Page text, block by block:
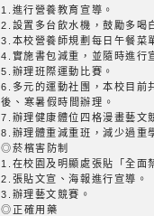
1.進行營養教育宣導。
2.設置多台飲水機，鼓勵多喝
3.本校營養師規劃每日午餐菜
4.實施書包減重，並隨時進行
5.辦理班際運動比賽。
6.多元的運動社團，本校目前
後、寒暑假時間辦理。
7.辦理健康體位四格漫畫藝文
8.辦理體重減重班，減少過重
◎菸檳害防制
1.在校園及明顯處張貼「全面
2.張貼文宣、海報進行宣導。
3.辦理藝文競賽。
◎正確用藥